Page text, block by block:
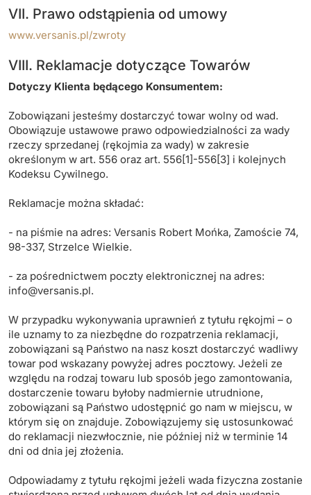
VII. Prawo odstąpienia od umowy
www.versanis.pl/zwroty
VIII. Reklamacje dotyczące Towarów
Dotyczy Klienta będącego Konsumentem:
Zobowiązani jesteśmy dostarczyć towar wolny od wad.
Obowiązuje ustawowe prawo odpowiedzialności za wady
rzeczy sprzedanej (rękojmia za wady) w zakresie
określonym w art. 556 oraz art. 556[1]-556[3] i kolejnych
Kodeksu Cywilnego.
Reklamacje można składać:
- na piśmie na adres: Versanis Robert Mońka, Zamoście 74,
98-337, Strzelce Wielkie.
- za pośrednictwem poczty elektronicznej na adres:
info@versanis.pl.
W przypadku wykonywania uprawnień z tytułu rękojmi – o
ile uznamy to za niezbędne do rozpatrzenia reklamacji,
zobowiązani są Państwo na nasz koszt dostarczyć wadliwy
towar pod wskazany powyżej adres pocztowy. Jeżeli ze
względu na rodzaj towaru lub sposób jego zamontowania,
dostarczenie towaru byłoby nadmiernie utrudnione,
zobowiązani są Państwo udostępnić go nam w miejscu, w
którym się on znajduje. Zobowiązujemy się ustosunkować
do reklamacji niezwłocznie, nie później niż w terminie 14
dni od dnia jej złożenia.
Odpowiadamy z tytułu rękojmi jeżeli wada fizyczna zostanie